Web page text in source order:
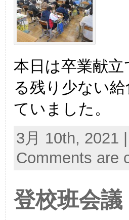
本日は卒業献
る残り少ない
ていました。
3月 10th, 2021
Comments are
登校班会議